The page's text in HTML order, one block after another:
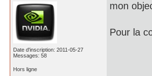
Date d'inscription: 2011-05-27
Messages: 58
mon
Pour la
Hors ligne